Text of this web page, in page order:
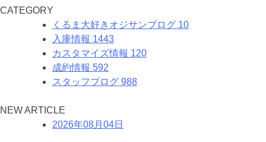
CATEGORY
くるま大好きオジサンブログ 10
入庫情報 1443
カスタマイズ情報 120
成約情報 592
スタッフブログ 988
N EWARTICLE
2026年08月04日